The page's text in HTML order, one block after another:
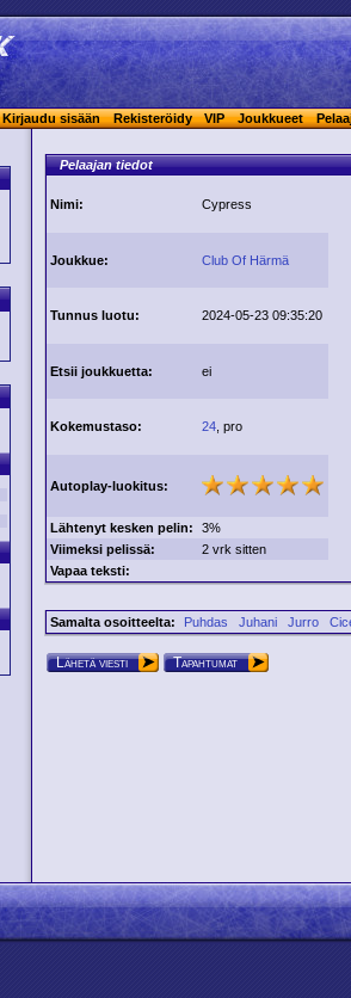
Kirjaudu sisään Rekisteröidy VIP Joukkueet
Pelaajan tiedot
Nimi: Cypress
Joukkue: Club Of Härmä
Tunnus luotu: 2024-05-23 09:35:20
Etsii joukkuetta: ei
Kokemustaso: 24 , pro
Autoplay-luokitus:
Lähtenyt kesken pelin:
3%
Viimeksi pelissä:
2 vrk sitten
Vapaa teksti:
Samalta osoitteelta: Puhdas Juhani Jurro
Lähetä viesti Tapahtumat